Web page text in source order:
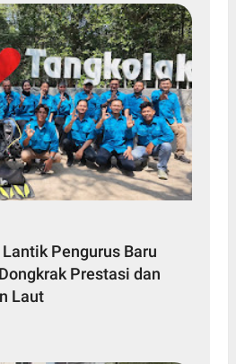
Pengurus Baru
Prestasi dan
Laut